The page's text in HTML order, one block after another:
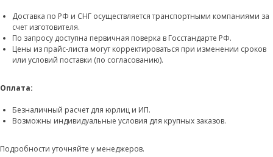
Доставка по РФ и СНГ осуществляется транспортными компаниями за
счет изготовителя.
По запросу доступна первичная поверка в Госстандарте РФ.
Цены из прайс-листа могут корректироваться при изменении сроков
или условий поставки (по согласованию).
Оплата:
Безналичный расчет для юрлиц и ИП.
Возможны индивидуальные условия для крупных заказов.
Подробности уточняйте у менеджеров.